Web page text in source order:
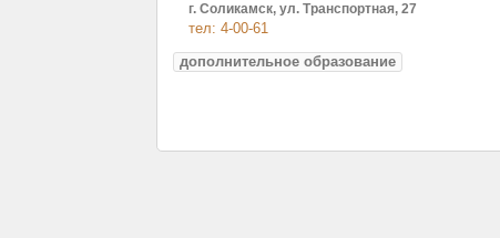
г. Соликамск, ул. Транспортная, 27
тел: 4-00-61
дополнительное образование